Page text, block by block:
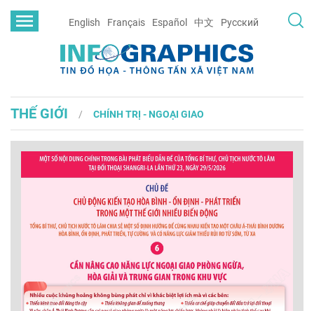
English Français Español 中文 Русский
THẾ GIỚI CHÍNH TRỊ - NGOẠI GIAO